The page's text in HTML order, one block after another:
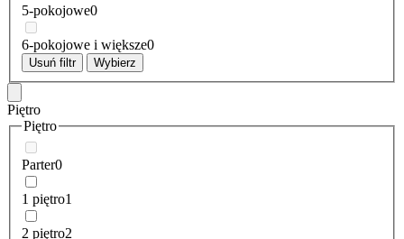
5-pokojowe0
6-pokojowe i większe0
Usuń filtr Wybierz
Piętro
Piętro
Parter0
1 piętro1
2 piętro2